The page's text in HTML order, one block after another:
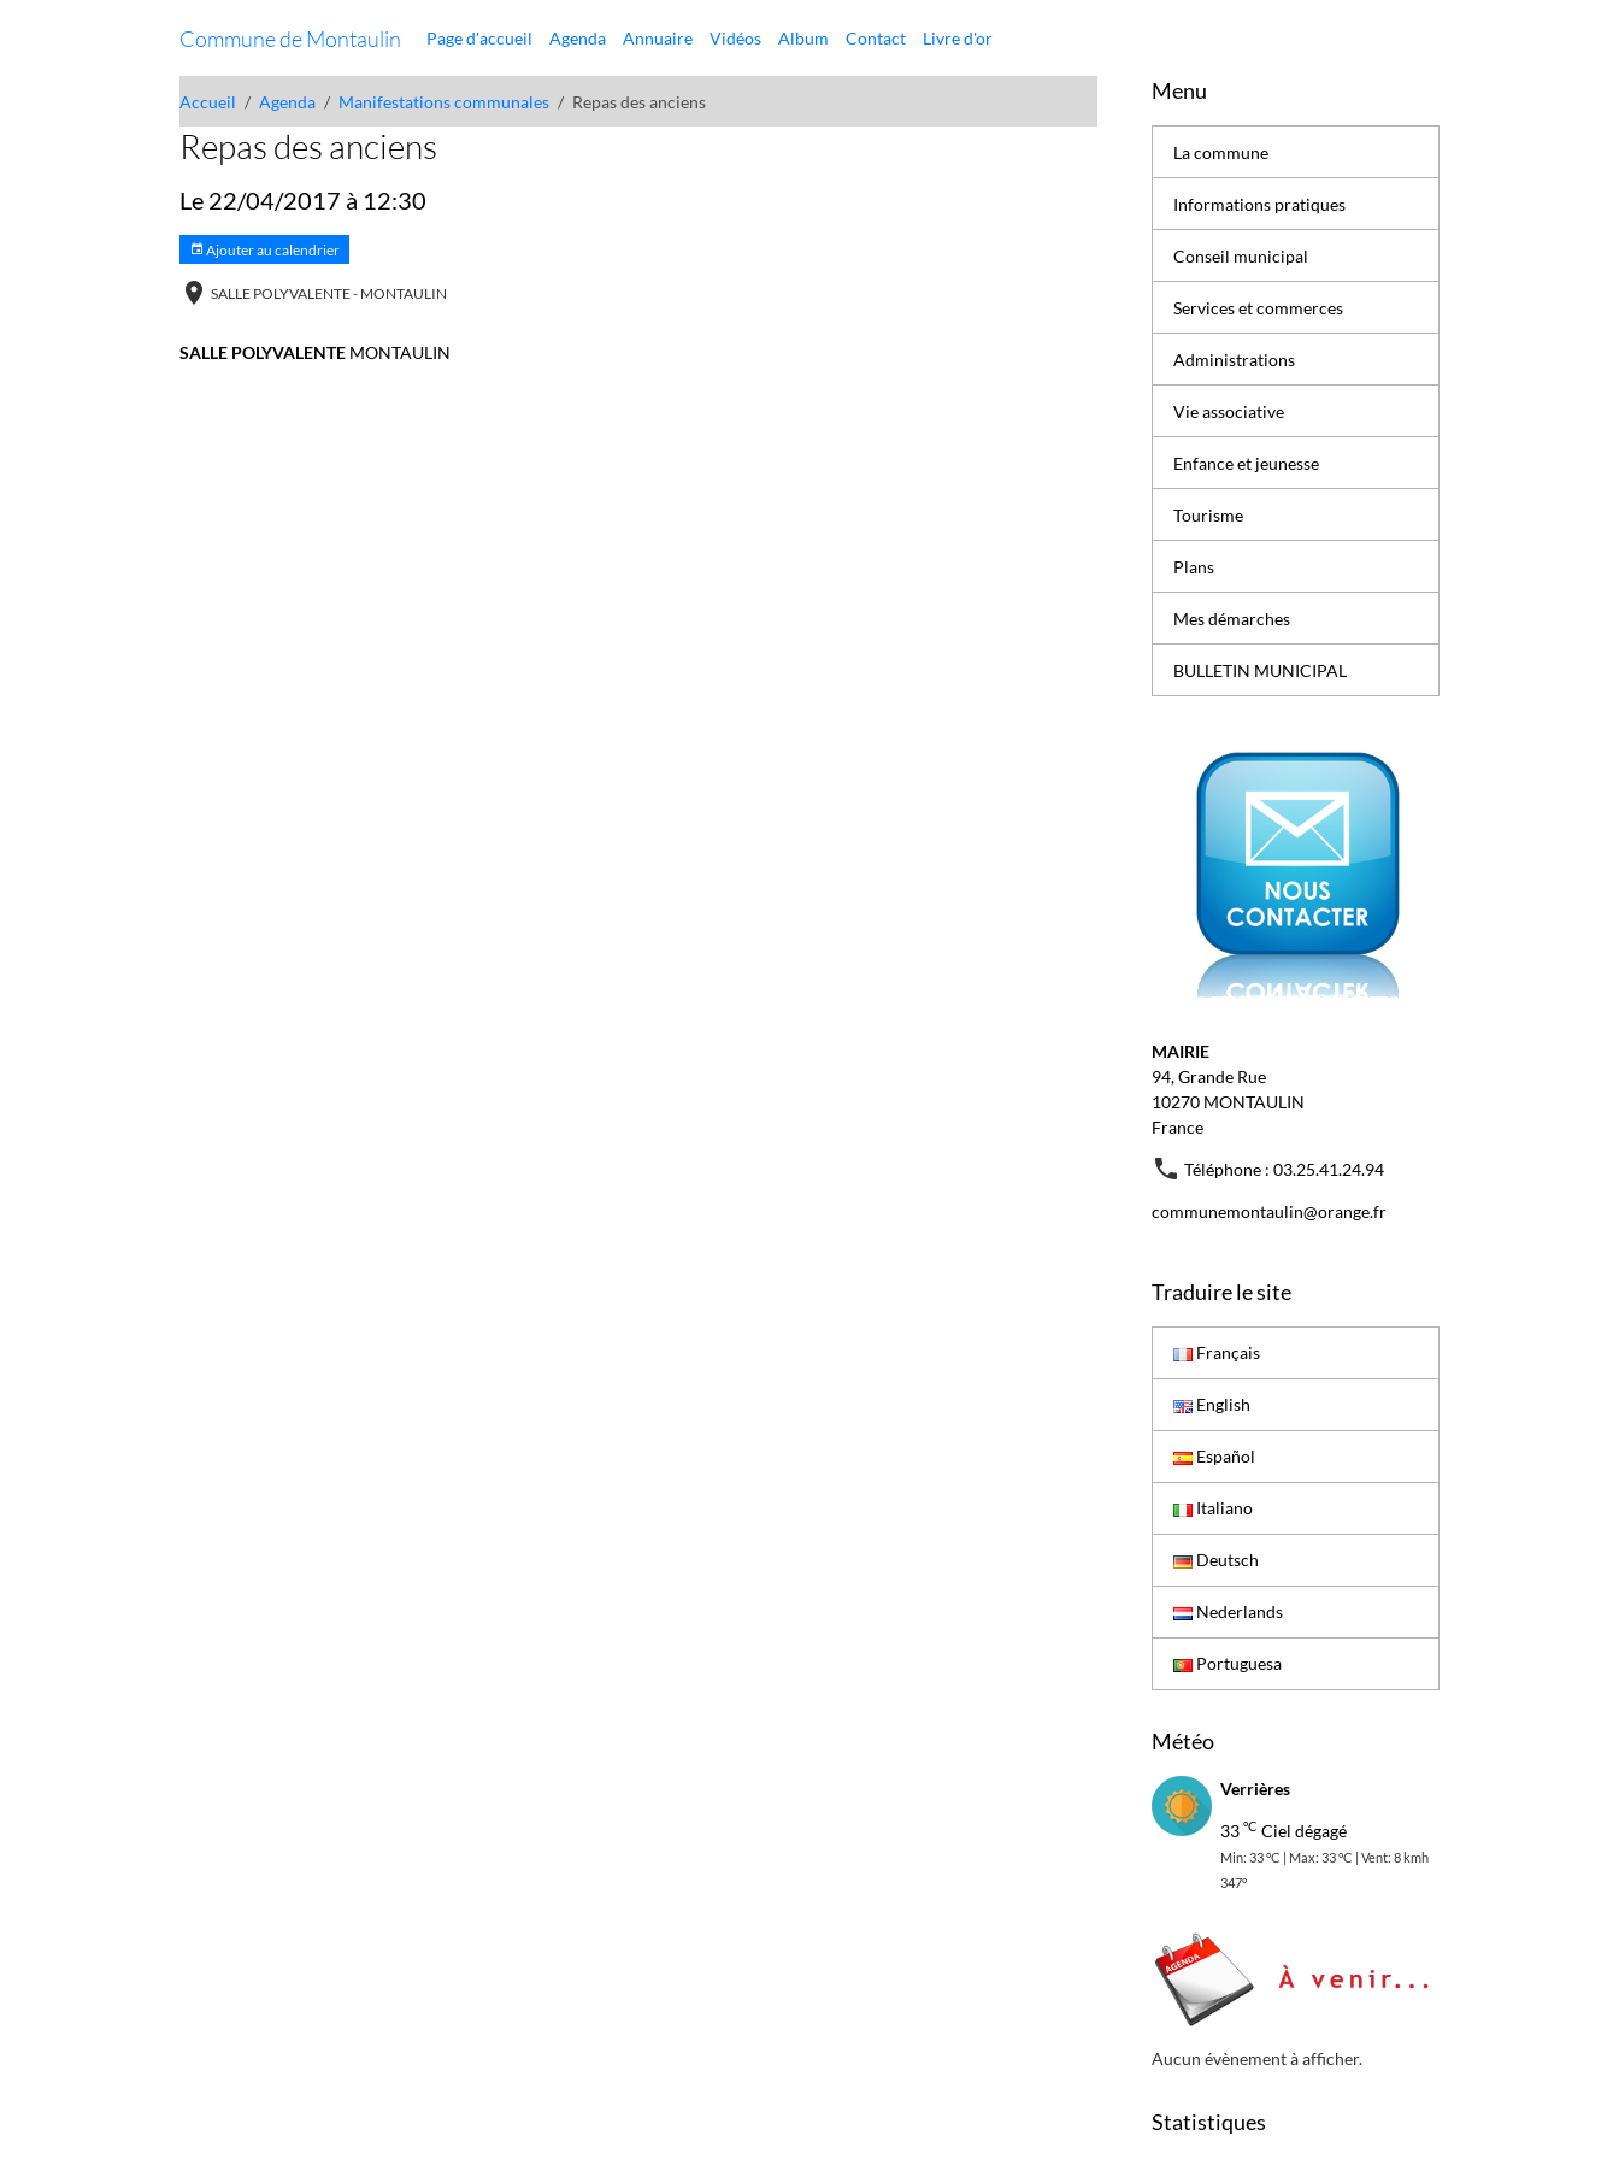
Commune de Montaulin Page d'accueil Agenda Annuaire Vidéos Album Contact Livre d'or
Accueil Agenda Manifestations communales Repas des anciens
Repas des anciens
Le 22/04/2017 à 12:30
Ajouter au calendrier
SALLE POLYVALENTE - MONTAULIN
SALLE POLYVALENTE MONTAULIN
Menu
La commune
Informations pratiques
Conseil municipal
Services et commerces
Administrations
Vie associative
Enfance et jeunesse
Tourisme
Plans
Mes démarches
BULLETIN MUNICIPAL
MAIRIE
94, Grande Rue
10270 MONTAULIN
France
Téléphone : 03.25.41.24.94
communemontaulin@orange.fr
Traduire le site
Français
English
Español
Italiano
Deutsch
Nederlands
Portuguesa
Météo
Verrières
33 °C Ciel dégagé
Min: 33 °C | Max: 33 °C | Vent: 8 kmh
347°
Aucun évènement à afficher.
Statistiques